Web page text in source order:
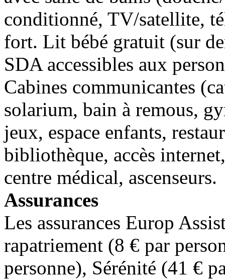
conditionné, TV/satellite,
fort. Lit bébé gratuit (sur
SDA accessibles aux
Cabines communicantes
solarium, bain à remous,
jeux, espace enfants,
bibliothèque, accès
centre médical, ascenseurs.
Assurances
Les assurances Europ
rapatriement (8 € par
personne), Sérénité (41 €